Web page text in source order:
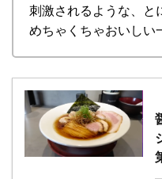
刺激されるような、と
めちゃくちゃおいしい